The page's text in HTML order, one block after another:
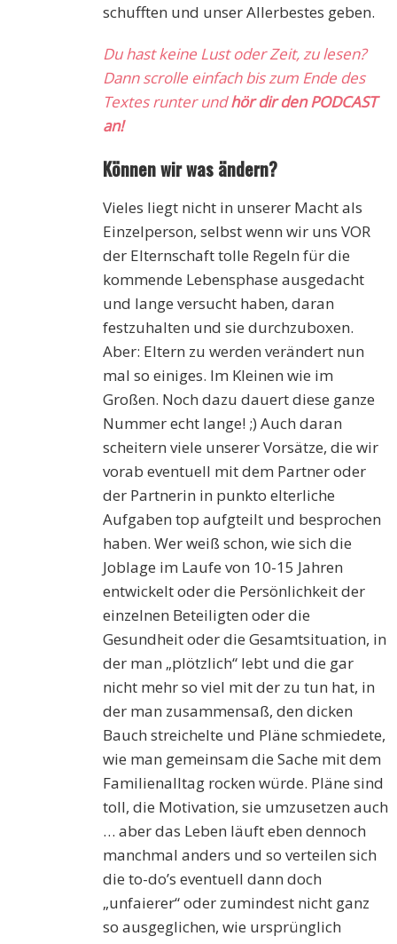
schufften und unser Allerbestes geben.
Du hast keine Lust oder Zeit, zu lesen?
Dann scrolle einfach bis zum Ende des
Textes runter undhör dir den PODCAST
an!
Können wir was ändern?
Vieles liegt nicht in unserer Macht als
Einzelperson, selbst wenn wir uns VOR
der Elternschaft tolle Regeln für die
kommende Lebensphase ausgedacht
und lange versucht haben, daran
festzuhalten und sie durchzuboxen.
Aber: Eltern zu werden verändert nun
mal so einiges. Im Kleinen wie im
Großen. Noch dazu dauert diese ganze
Nummer echt lange! ;) Auch daran
scheitern viele unserer Vorsätze, die wir
vorab eventuell mit dem Partner oder
der Partnerin in punkto elterliche
Aufgaben top aufgteilt und besprochen
haben. Wer weiß schon, wie sich die
Joblage im Laufe von 10-15 Jahren
entwickelt oder die Persönlichkeit der
einzelnen Beteiligten oder die
Gesundheit oder die Gesamtsituation, in
der man „plötzlich“ lebt und die gar
nicht mehr so viel mit der zu tun hat, in
der man zusammensaß, den dicken
Bauch streichelte und Pläne schmiedete,
wie man gemeinsam die Sache mit dem
Familienalltag rocken würde. Pläne sind
toll, die Motivation, sie umzusetzen auch
… aber das Leben läuft eben dennoch
manchmal anders und so verteilen sich
die to-do’s eventuell dann doch
„unfaierer“ oder zumindest nicht ganz
so ausgeglichen, wie ursprünglich